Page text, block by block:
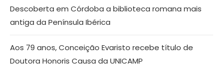
Descoberta em Córdoba a biblioteca romana mais
antiga da Península Ibérica
Aos 79 anos, Conceição Evaristo recebe título de
Doutora Honoris Causa da UNICAMP